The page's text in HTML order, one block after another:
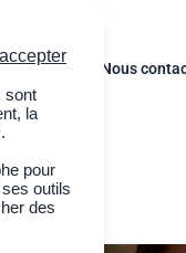
Nous
sont
la
pour
outils
des